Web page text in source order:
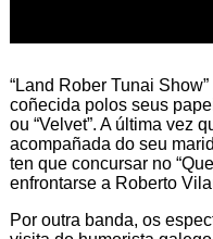
“Land Rober Tunai
coñecida polos seus
ou “Velvet”. A última vez
acompañada do seu
ten que concursar no
enfrontarse a Roberto
Por outra banda, os